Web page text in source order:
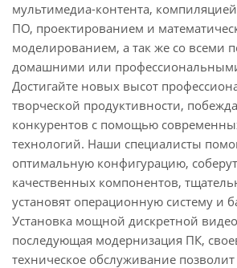
мультимедиа-контента,
ПО, проектированием и
моделированием, а так же со всеми
домашними или
Достигайте новых высот
творческой продуктивности,
конкурентов с помощью
технологий. Наши специалисты
оптимальную конфигурацию,
качественных компонентов,
установят операционную систему и
Установка мощной дискретной
последующая модернизация ПК,
техническое обслуживание